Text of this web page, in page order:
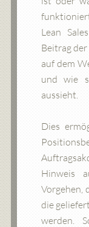
Lean
Beitrag
auf dem
und wie
aussieht.
Dies
Hinweis
Vorgehen,
die
werden.